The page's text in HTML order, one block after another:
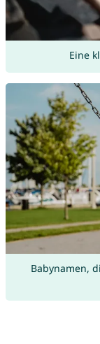
Eine
Babynamen,